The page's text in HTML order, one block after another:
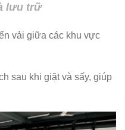
lưu trữ
vải giữa các khu vực
sau khi giặt và sấy, giúp